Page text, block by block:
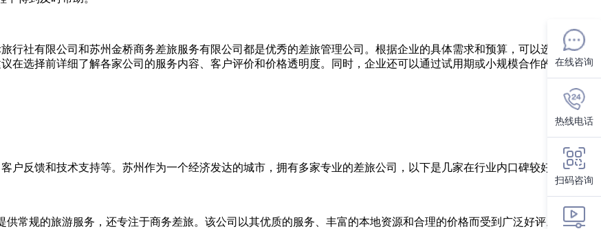
行社有限公司和苏州金桥商务差旅服务有限公司都是优秀的差旅管理公司。根据企业的具体需求和预算，可以选择最适合
在选择前详细了解各家公司的服务内容、客户评价和价格透明度。同时，企业还可以通过试用期或小规模合作的方式，进
户反馈和技术支持等。苏州作为一个经济发达的城市，拥有多家专业的差旅公司，以下是几家在行业内口碑较好的差旅公
常规的旅游服务，还专注于商务差旅。该公司以其优质的服务、丰富的本地资源和合理的价格而受到广泛好评。客户可
在线咨询
热线电话
扫码咨询